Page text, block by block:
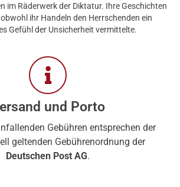
im Räderwerk der Diktatur. Ihre Geschichten
ihr Handeln den Herrschenden ein
Gefühl der Unsicherheit vermittelte.
und Porto
Gebühren entsprechen der
geltenden Gebührenordnung der
Deutschen Post AG.